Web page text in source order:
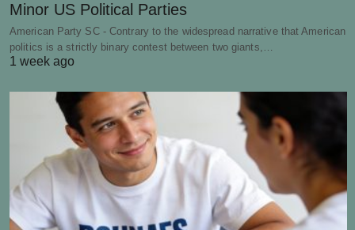
Minor US Political Parties
American Party SC - Contrary to the widespread narrative that American
politics is a strictly binary contest between two giants,…
1 week ago